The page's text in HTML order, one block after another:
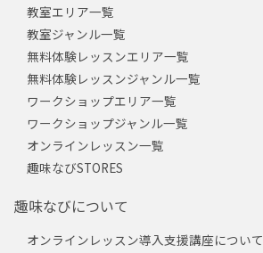
教室エリア一覧
教室ジャンル一覧
無料体験レッスンエリア一覧
無料体験レッスンジャンル一覧
ワークショップエリア一覧
ワークショップジャンル一覧
オンラインレッスン一覧
趣味なびSTORES
趣味なびについて
オンラインレッスン導入支援講座について